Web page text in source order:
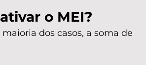
o MEI?
dos casos, a soma de